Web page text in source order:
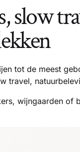
slow
tot de meest
travel,
wijngaarden of